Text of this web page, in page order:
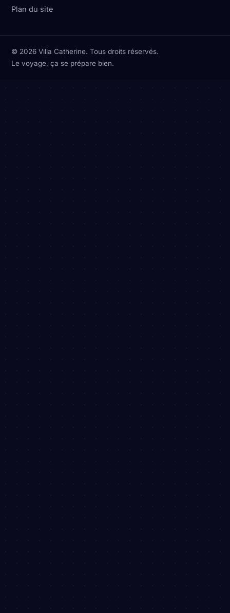
Plan du site
© 2026 Villa Catherine. Tous droits réservés.
Le voyage, ça se prépare bien.